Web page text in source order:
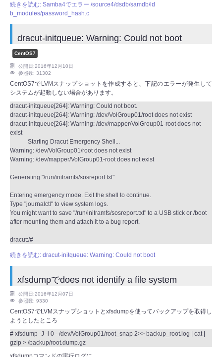
続きを読む: Samba4でエラー /source4/dsdb/samdb/ld
b_modules/password_hash.c
dracut-initqueue: Warning: Could not boot
CentOS7
公開日:2016年12月10日
参照数: 31302
CentOS7でLVMスナップショットを作成すると、下記のエラーが発生して
システムが起動しない場合があります。
dracut-initqueue[264]: Warning: Could not boot.
dracut-initqueue[264]: Warning: /dev/VolGroup01/root does not exist
dracut-initqueue[264]: Warning: /dev/mapper/VolGroup01-root does not
exist
Starting Dracut Emergency Shell...
Warning: /dev/VolGroup01/root does not exist
Warning: /dev/mapper/VolGroup01-root does not exist
Generating "/run/initramfs/sosreport.txt"
Entering emergency mode. Exit the shell to continue.
Type "journalctl" to view system logs.
You might want to save "/run/initramfs/sosreport.txt" to a USB stick or /boot
after mounting them and attach it to a bug report.
dracut:/#
続きを読む: dracut-initqueue: Warning: Could not boot
xfsdumpでdoes not identify a file system
公開日:2016年12月07日
参照数: 9330
CentOS7でLVMスナップショットとxfsdumpを使ってバックアップを取得し
ようとしたところ
# xfsdump -J -l 0 - /dev/VolGroup01/root_snap 2>> backup_root.log | cat |
gzip > /backup/root.dump.gz